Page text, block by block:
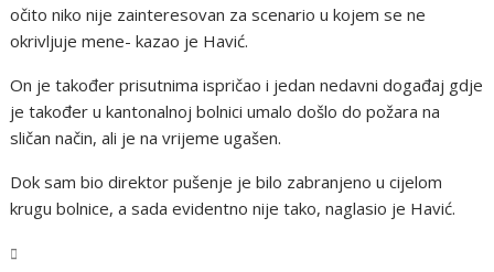
očito niko nije zainteresovan za scenario u kojem se ne
okrivljuje mene- kazao je Havić.
On je također prisutnima ispričao i jedan nedavni događaj gdje
je također u kantonalnoj bolnici umalo došlo do požara na
sličan način, ali je na vrijeme ugašen.
Dok sam bio direktor pušenje je bilo zabranjeno u cijelom
krugu bolnice, a sada evidentno nije tako, naglasio je Havić.